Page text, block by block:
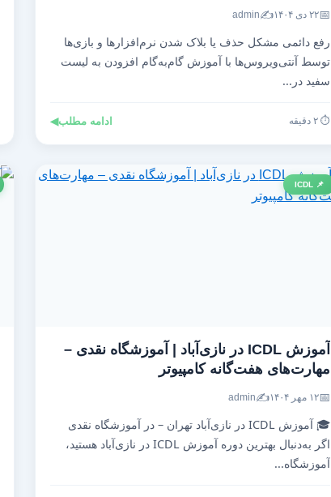
📅۲۲ دی ۱۴۰۴ ✍️
admin
رفع دائمی مشکل حذف یا بلاک شدن نرم‌افزارها و بازی‌ها
توسط آنتی‌ویروس‌ها با آموزش گام‌به‌گام افزودن به لیست
سفید در...
⏱️ ۲ دقیقه ادامه مطلب◀
📌 ICDL
آموزش ICDL در نازی‌آباد | آموزشگاه نقدی –
مهارت‌های هفت‌گانه کامپیوتر
📅۱۲ مهر ۱۴۰۴ ✍️
admin
🎓 آموزش ICDL در نازی‌آباد تهران – در آموزشگاه نقدی
اگر به‌دنبال بهترین دوره آموزش ICDL در نازی‌آباد هستید،
آموزشگاه...